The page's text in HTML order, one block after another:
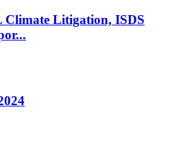
Litigation, ISDS